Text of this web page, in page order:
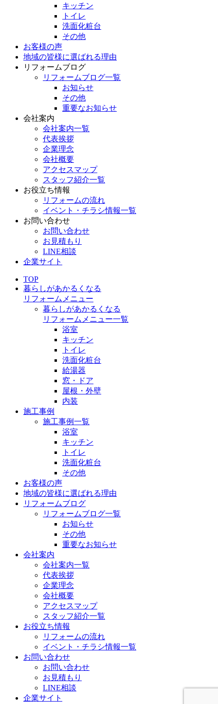
キッチン
トイレ
洗面化粧台
その他
お客様の声
地域の皆様に選ばれる理由
リフォームブログ
リフォームブログ一覧
お知らせ
その他
重要なお知らせ
会社案内
会社案内一覧
代表挨拶
企業理念
会社概要
アクセスマップ
スタッフ紹介一覧
お役立ち情報
リフォームの流れ
イベント・チラシ情報一覧
お問い合わせ
お問い合わせ
お見積もり
LINE相談
企業サイト
TOP
暮らしがあかるくなる
リフォームメニュー
暮らしがあかるくなる
リフォームメニュー一覧
浴室
キッチン
トイレ
洗面化粧台
給湯器
窓・ドア
屋根・外壁
内装
施工事例
施工事例一覧
浴室
キッチン
トイレ
洗面化粧台
その他
お客様の声
地域の皆様に選ばれる理由
リフォームブログ
リフォームブログ一覧
お知らせ
その他
重要なお知らせ
会社案内
会社案内一覧
代表挨拶
企業理念
会社概要
アクセスマップ
スタッフ紹介一覧
お役立ち情報
リフォームの流れ
イベント・チラシ情報一覧
お問い合わせ
お問い合わせ
お見積もり
LINE相談
企業サイト